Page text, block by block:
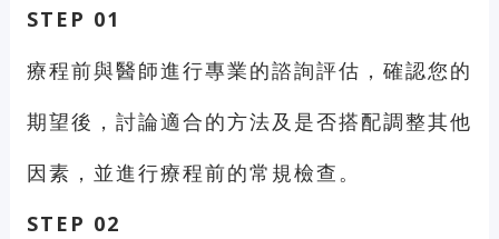
STEP 01
療程前與醫師進行專業的諮詢評估，確認您的
期望後，討論適合的方法及是否搭配調整其他
因素，並進行療程前的常規檢查。
STEP 02